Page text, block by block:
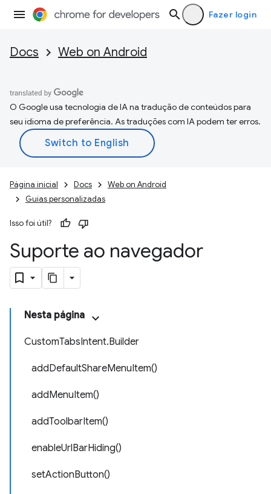
Fazer login
Docs Web on Android
O Google usa tecnologia de IA na tradução de conteúdos para
seu idioma de preferência. As traduções com IA podem ter erros.
Página inicial Docs
Web on Android
Guias personalizadas
Isso foi útil?
Suporte ao navegador
Nesta página
CustomTabsIntent.Builder
addDefaultShareMenuItem()
addMenuItem()
addToolbarItem()
enableUrlBarHiding()
setActionButton()